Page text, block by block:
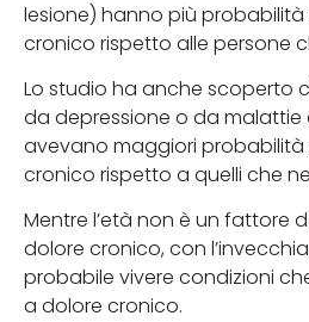
lesione) hanno più
cronico rispetto alle persone
Lo studio ha anche scoperto
da depressione o da
avevano maggiori probabilità
cronico rispetto a quelli che
Mentre l’età non è un fattore
dolore cronico, con
probabile vivere condizioni
a dolore cronico.